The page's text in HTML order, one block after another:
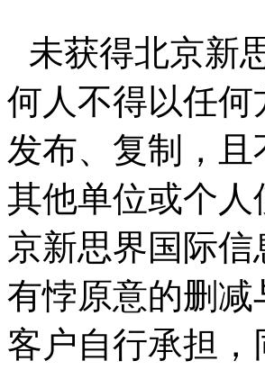
未获得北京新
何人不得以任
发布、复制，
其他单位或个
京新思界国际
有悖原意的删
客户自行承担